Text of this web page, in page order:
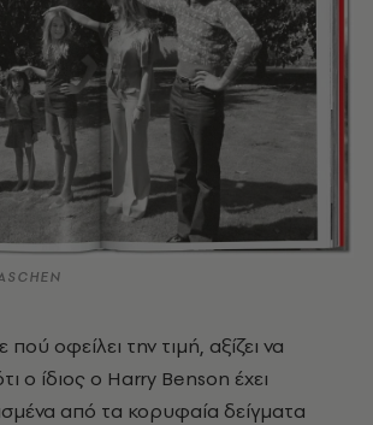
οφείλει την τιμή, αξίζει να
ο ίδιος ο Harry Benson έχει
από τα κορυφαία δείγματα